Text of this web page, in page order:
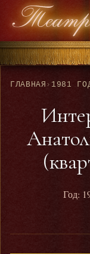
ГЛАВНАЯ › 1981
Год: